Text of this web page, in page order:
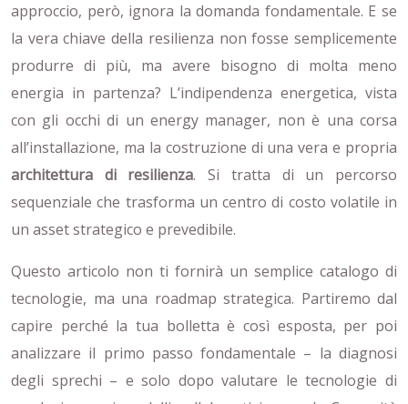
approccio, però, ignora la domanda fondamentale. E se
la vera chiave della resilienza non fosse semplicemente
produrre di più, ma avere bisogno di molta meno
energia in partenza? L’indipendenza energetica, vista
con gli occhi di un energy manager, non è una corsa
all’installazione, ma la costruzione di una vera e propria
architettura di resilienza. Si tratta di un percorso
sequenziale che trasforma un centro di costo volatile in
un asset strategico e prevedibile.
Questo articolo non ti fornirà un semplice catalogo di
tecnologie, ma una roadmap strategica. Partiremo dal
capire perché la tua bolletta è così esposta, per poi
analizzare il primo passo fondamentale – la diagnosi
degli sprechi – e solo dopo valutare le tecnologie di